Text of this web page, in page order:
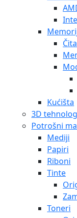
Kućišta
3D
Potrošni
Mediji
Papiri
Riboni
Tinte
Toneri